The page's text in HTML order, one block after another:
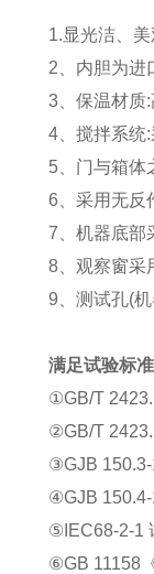
1.显光洁、美
2、内胆为进
3、保温材质
4、搅拌系统
5、门与箱体
6、采用无反
7、机器底部
8、观察窗采
9、测试孔(
满足试验标准
①GB/T
②GB/T
③GJB
④GJB
⑤IEC68-2-1
⑥GB 11158